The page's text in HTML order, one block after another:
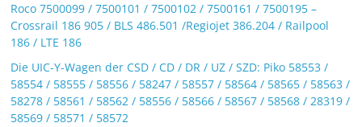
Roco 7500099 / 7500101 / 7500102 / 7500161 / 7500195 –
Crossrail 186 905 / BLS 486.501 /Regiojet 386.204 / Railpool
186 / LTE 186
Die UIC-Y-Wagen der CSD / CD / DR / UZ / SZD: Piko 58553 /
58554 / 58555 / 58556 / 58247 / 58557 / 58564 / 58565 / 58563 /
58278 / 58561 / 58562 / 58556 / 58566 / 58567 / 58568 / 28319 /
58569 / 58571 / 58572